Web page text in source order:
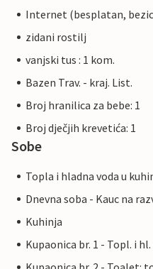
Internet (besplatan,
zidani rostilj
vanjski tus : 1 kom.
Bazen Trav. - kraj. List.
Broj hranilica za bebe: 1
Broj dječjih krevetića: 1
Sobe
Topla i hladna voda u
Dnevna soba - Kauc na
Kuhinja
Kupaonica br. 1 - Topl. i hl.